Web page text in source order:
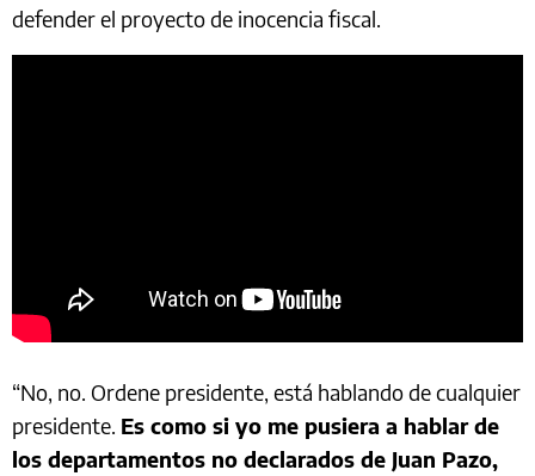
defender el proyecto de inocencia fiscal.
“No, no. Ordene presidente, está hablando de cualquier
presidente. Es como si yo me pusiera a hablar de
los departamentos no declarados de Juan Pazo,